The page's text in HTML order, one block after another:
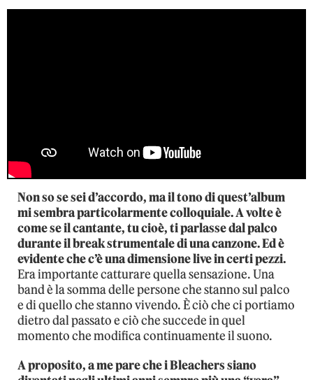
Non so se sei d’accordo, ma il tono di quest’album
mi sembra particolarmente colloquiale. A volte è
come se il cantante, tu cioè, ti parlasse dal palco
durante il break strumentale di una canzone. Ed è
evidente che c’è una dimensione live in certi pezzi.
Era importante catturare quella sensazione. Una
band è la somma delle persone che stanno sul palco
e di quello che stanno vivendo. È ciò che ci portiamo
dietro dal passato e ciò che succede in quel
momento che modifica continuamente il suono.
A proposito, a me pare che i Bleachers siano